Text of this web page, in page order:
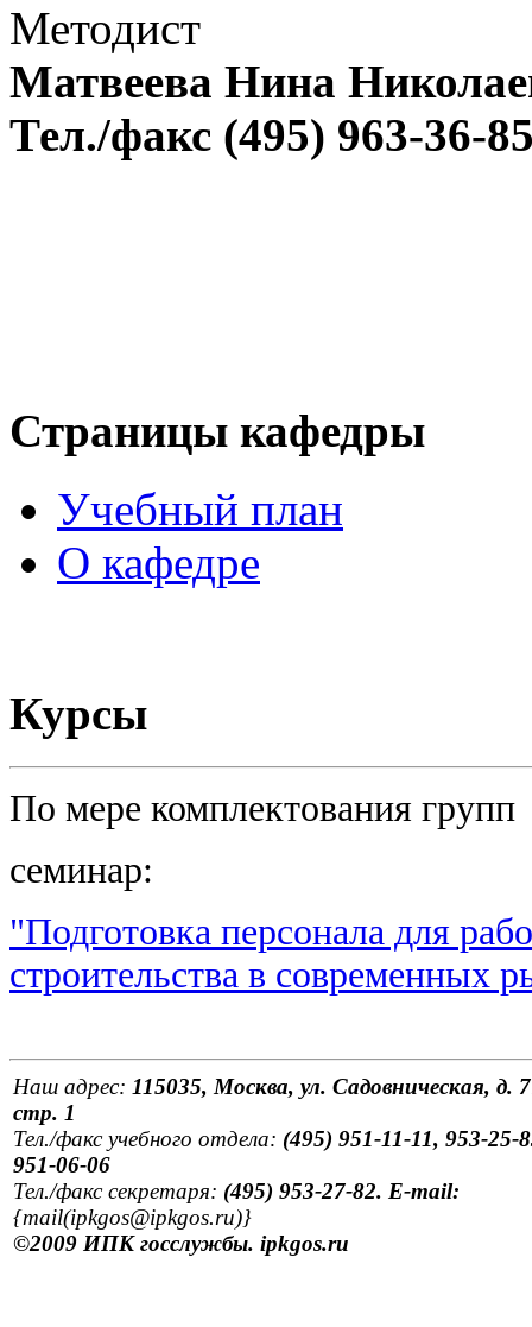
Методист
Матвеева Нина
Тел./факс (495) 963-36-
Страницы кафедры
Учебный план
О кафедре
Курсы
По мере комплектования групп
семинар:
"Подготовка персонала для
строительства в современных
Наш адрес: 115035, Москва, ул. Садовническая, д.
стр. 1
Тел./факс учебного отдела: (495) 951-11-11, 953-25-
951-06-06
Тел./факс секретаря: (495) 953-27-82. E-mail:
{mail(ipkgos@ipkgos.ru)}
©2009 ИПК госслужбы. ipkgos.ru